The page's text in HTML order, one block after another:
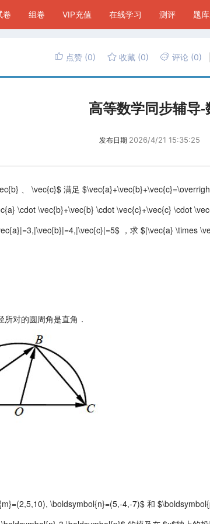
卷 组卷 VIP充值 在线学习 测评 题
点赞 (0) 收藏 (0) 评论 (0)
高等数学同步辅导
发布日期 2026/4/21 15:35:25
、 \vec{c}$ 满足
\cdot \vec{b}+\vec{b} \cdot \vec{c}+\vec{c} \cdot
，求 $|\vec{a} \times
对的圆周角是直角．
\boldsymbol{n}=(5,-4,-7)$ 和